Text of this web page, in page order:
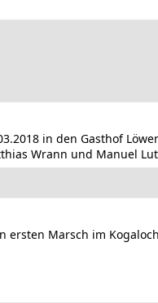
in den Gasthof
Wrann und Manuel
ersten Marsch im